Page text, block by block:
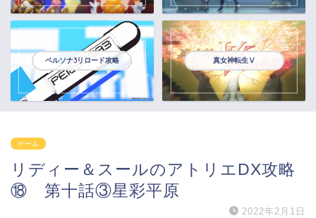
ペルソナ3リロード攻略 真女神転生Ⅴ
ゲーム
リディー＆スールのアトリエDX攻略
⑱ 第十話③星彩平原
2022年2月1日